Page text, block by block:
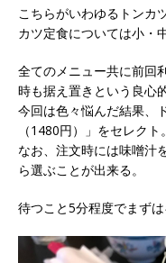
こちらがいわゆるトンカ
カツ定食については小・
全てのメニュー共に前回
時も据え置きという良心
今回は色々悩んだ結果、
（1480円）」をセレクト。
なお、注文時には味噌汁
ら選ぶことが出来る。
待つこと5分程度でまずは